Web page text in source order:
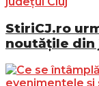
StiriCJ.ro
noutățile din